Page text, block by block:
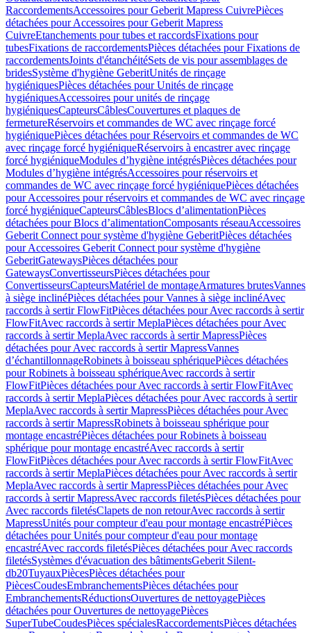
RaccordementsAccessoires pour Geberit Mapress CuivrePièces
détachées pour Accessoires pour Geberit Mapress
CuivreEtanchements pour tubes et raccordsFixations pour
tubesFixations de raccordementsPièces détachées pour Fixations de
raccordementsJoints d'étanchéitéSets de vis pour assemblages de
bridesSystème d'hygiène GeberitUnités de rinçage
hygiéniquesPièces détachées pour Unités de rinçage
hygiéniquesAccessoires pour unités de rinçage
hygiéniquesCapteursCâblesCouvertures et plaques de
fermetureRéservoirs et commandes de WC avec rinçage forcé
hygiéniquePièces détachées pour Réservoirs et commandes de WC
avec rinçage forcé hygiéniqueRéservoirs à encastrer avec rinçage
forcé hygiéniqueModules d’hygiène intégrésPièces détachées pour
Modules d’hygiène intégrésAccessoires pour réservoirs et
commandes de WC avec rinçage forcé hygiéniquePièces détachées
pour Accessoires pour réservoirs et commandes de WC avec rinçage
forcé hygiéniqueCapteursCâblesBlocs d’alimentationPièces
détachées pour Blocs d’alimentationComposants réseauAccessoires
Geberit Connect pour système d'hygiène GeberitPièces détachées
pour Accessoires Geberit Connect pour système d'hygiène
GeberitGatewaysPièces détachées pour
GatewaysConvertisseursPièces détachées pour
ConvertisseursCapteursMatériel de montageArmatures brutesVannes
à siège inclinéPièces détachées pour Vannes à siège inclinéAvec
raccords à sertir FlowFitPièces détachées pour Avec raccords à sertir
FlowFitAvec raccords à sertir MeplaPièces détachées pour Avec
raccords à sertir MeplaAvec raccords à sertir MapressPièces
détachées pour Avec raccords à sertir MapressVannes
d’échantillonnageRobinets à boisseau sphériquePièces détachées
pour Robinets à boisseau sphériqueAvec raccords à sertir
FlowFitPièces détachées pour Avec raccords à sertir FlowFitAvec
raccords à sertir MeplaPièces détachées pour Avec raccords à sertir
MeplaAvec raccords à sertir MapressPièces détachées pour Avec
raccords à sertir MapressRobinets à boisseau sphérique pour
montage encastréPièces détachées pour Robinets à boisseau
sphérique pour montage encastréAvec raccords à sertir
FlowFitPièces détachées pour Avec raccords à sertir FlowFitAvec
raccords à sertir MeplaPièces détachées pour Avec raccords à sertir
MeplaAvec raccords à sertir MapressPièces détachées pour Avec
raccords à sertir MapressAvec raccords filetésPièces détachées pour
Avec raccords filetésClapets de non retourAvec raccords à sertir
MapressUnités pour compteur d'eau pour montage encastréPièces
détachées pour Unités pour compteur d'eau pour montage
encastréAvec raccords filetésPièces détachées pour Avec raccords
filetésSystèmes d'évacuation des bâtimentsGeberit Silent-
db20TuyauxPiècesPièces détachées pour
PiècesCoudesEmbranchementsPièces détachées pour
EmbranchementsRéductionsOuvertures de nettoyagePièces
détachées pour Ouvertures de nettoyagePièces
SuperTubeCoudesPièces spécialesRaccordementsPièces détachées